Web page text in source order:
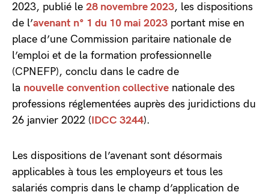
2023, publié le 28 novembre 2023, les dispositions
de l’avenant n° 1 du 10 mai 2023 portant mise en
place d’une Commission paritaire nationale de
l’emploi et de la formation professionnelle
(CPNEFP), conclu dans le cadre de
la nouvelle convention collective nationale des
professions réglementées auprès des juridictions du
26 janvier 2022 (IDCC 3244).
Les dispositions de l’avenant sont désormais
applicables à tous les employeurs et tous les
salariés compris dans le champ d’application de